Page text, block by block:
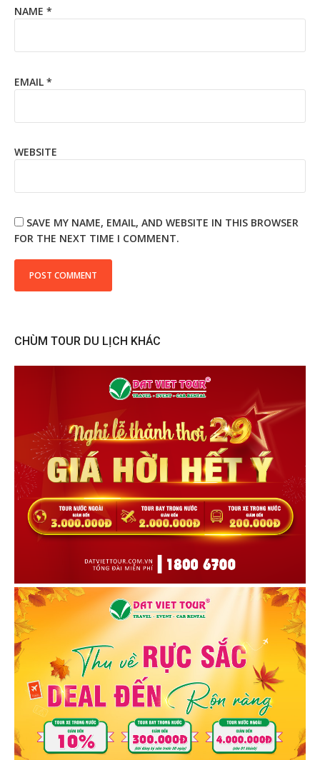
NAME *
EMAIL *
WEBSITE
SAVE MY NAME, EMAIL, AND WEBSITE IN THIS BROWSER
FOR THE NEXT TIME I COMMENT.
CHÙM TOUR DU LỊCH KHÁC